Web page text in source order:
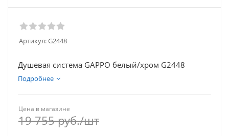
Артикул:G2448
Душевая система GAPPO белый/хром G2448
Подробнее
Цена в магазине
19 755руб./шт